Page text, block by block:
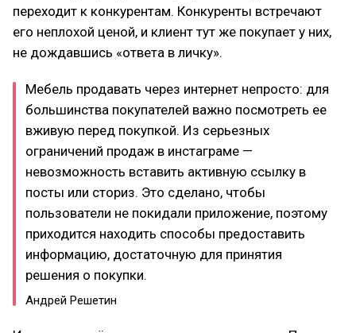
переходит к конкурентам. Конкуренты встречают
его неплохой ценой, и клиент тут же покупает у них,
не дождавшись «ответа в личку».
Мебель продавать через интернет непросто: для
большинства покупателей важно посмотреть ее
вживую перед покупкой. Из серьезных
ограничений продаж в инстаграме —
невозможность вставить активную ссылку в
посты или сториз. Это сделано, чтобы
пользователи не покидали приложение, поэтому
приходится находить способы предоставить
информацию, достаточную для принятия
решения о покупки.
Андрей Решетин